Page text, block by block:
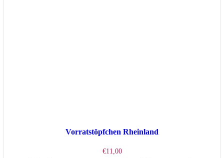
Vorratstöpfchen Rheinland
€11,00